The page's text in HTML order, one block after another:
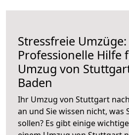
Stressfreie Umzüge:
Professionelle Hilfe
Umzug von
Baden
Ihr Umzug von Stuttgart
an und Sie wissen nicht, was
sollen? Es gibt einige